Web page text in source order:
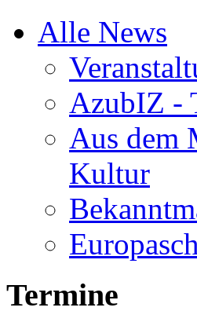
Alle News
AzubIZ -
Aus dem
Kultur
Termine